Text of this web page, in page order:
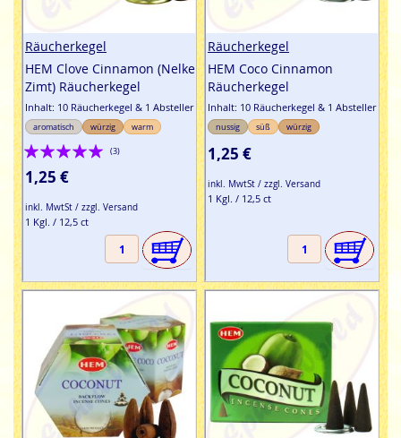
Räucherkegel
HEM Clove Cinnamon (Nelke
Zimt) Räucherkegel
Inhalt: 10 Räucherkegel & 1 Absteller
aromatisch würzig warm
Bewertung:
100%
(3)
1,25 €
inkl. MwtSt / zzgl. Versand
1 Kgl. / 12,5 ct
Räucherkegel
HEM Coco Cinnamon
Räucherkegel
Inhalt: 10 Räucherkegel & 1 Absteller
nussig süß würzig
1,25 €
inkl. MwtSt / zzgl. Versand
1 Kgl. / 12,5 ct